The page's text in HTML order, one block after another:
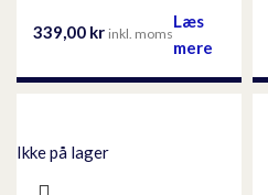
339,00 kr inkl. moms
Læs
mere
Ikke på lager